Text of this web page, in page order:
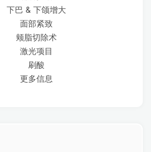
下巴 & 下颌增大
面部紧致
颊脂切除术
激光项目
刷酸
更多信息